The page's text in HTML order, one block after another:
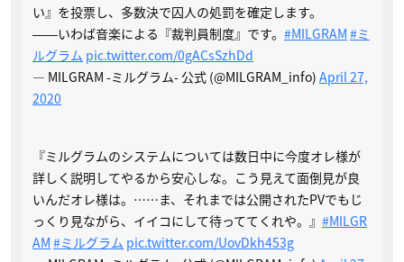
い』を投票し、多数決で囚人の処罰を確定します。
――いわば音楽による『裁判員制度』です。 #MILGRAM #ミ
ルグラム pic.twitter.com/0gACsSzhDd
— MILGRAM -ミルグラム- 公式 (@MILGRAM_info) April 27,
2020
『ミルグラムのシステムについては数日中に今度オレ様が
詳しく説明してやるから安心しな。こう見えて面倒見が良
いんだオレ様は。……ま、それまでは公開されたPVでもじ
っくり見ながら、イイコにして待っててくれや。』 #MILGR
AM #ミルグラム pic.twitter.com/UovDkh453g